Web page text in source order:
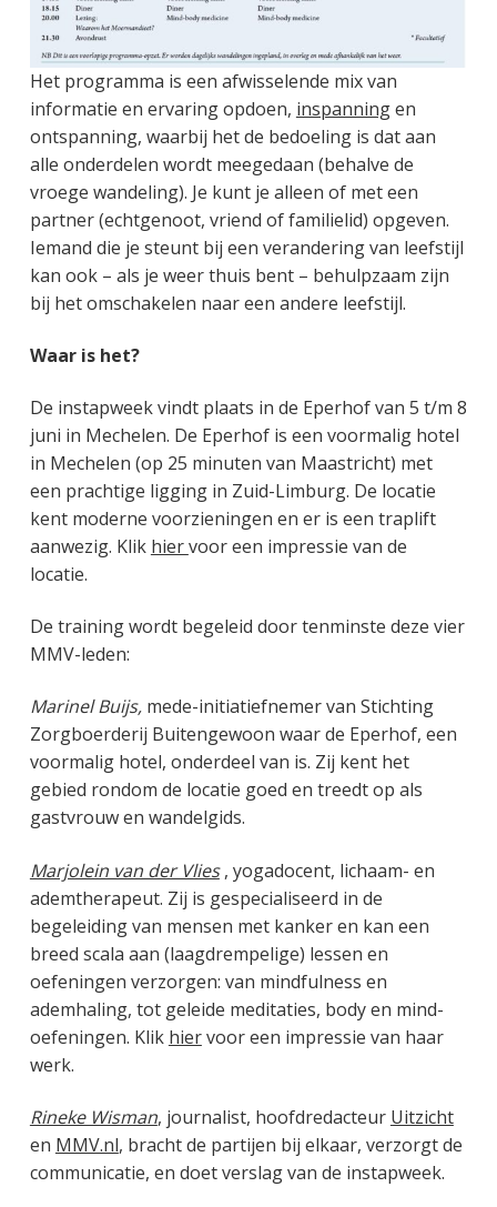
Het programma is een afwisselende mix van
informatie en ervaring opdoen, inspanningen
ontspanning, waarbij het de bedoeling is dat aan
alle onderdelen wordt meegedaan (behalve de
vroege wandeling). Je kunt je alleen of met een
partner (echtgenoot, vriend of familielid) opgeven.
Iemand die je steunt bij een verandering van leefstijl
kan ook – als je weer thuis bent – behulpzaam zijn
bij het omschakelen naar een andere leefstijl.
Waar is het?
De instapweek vindt plaats in de Eperhof van 5 t/m 8
juni in Mechelen. De Eperhof is een voormalig hotel
in Mechelen (op 25 minuten van Maastricht) met
een prachtige ligging in Zuid-Limburg. De locatie
kent moderne voorzieningen en er is een traplift
aanwezig. Klik hiervoor een impressie van de
locatie.
De training wordt begeleid door tenminste deze vier
MMV-leden:
Marinel Buijs,mede-initiatiefnemer van Stichting
Zorgboerderij Buitengewoon waar de Eperhof, een
voormalig hotel, onderdeel van is. Zij kent het
gebied rondom de locatie goed en treedt op als
gastvrouw en wandelgids.
Marjolein van der Vlies, yogadocent, lichaam- en
ademtherapeut. Zij is gespecialiseerd in de
begeleiding van mensen met kanker en kan een
breed scala aan (laagdrempelige) lessen en
oefeningen verzorgen: van mindfulness en
ademhaling, tot geleide meditaties, body en mind-
oefeningen. Klik hiervoor een impressie van haar
werk.
Rineke Wisman, journalist, hoofdredacteur Uitzicht
en MMV.nl, bracht de partijen bij elkaar, verzorgt de
communicatie, en doet verslag van de instapweek.